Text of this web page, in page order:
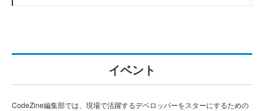
イベント
CodeZine編集部では、現場で活躍するデベロッパーをスターにするための